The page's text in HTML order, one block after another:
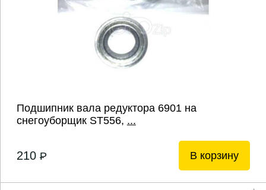
Подшипник вала редуктора 6901 на
снегоуборщик ST556, ...
210 P В корзину